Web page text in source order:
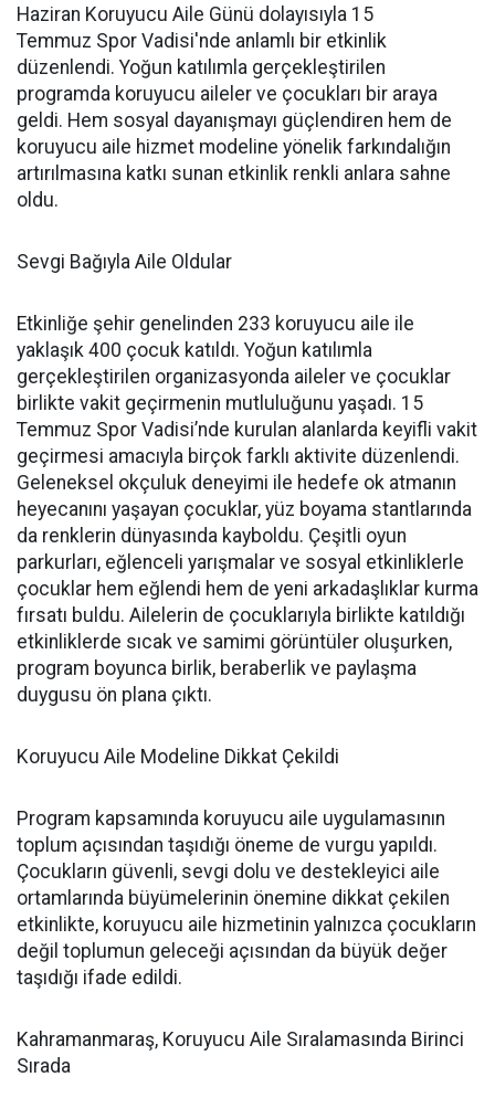
Haziran Koruyucu Aile Günü dolayısıyla 15
Temmuz Spor Vadisi'nde anlamlı bir etkinlik
düzenlendi. Yoğun katılımla gerçekleştirilen
programda koruyucu aileler ve çocukları bir araya
geldi. Hem sosyal dayanışmayı güçlendiren hem de
koruyucu aile hizmet modeline yönelik farkındalığın
artırılmasına katkı sunan etkinlik renkli anlara sahne
oldu.
Sevgi Bağıyla Aile Oldular
Etkinliğe şehir genelinden 233 koruyucu aile ile
yaklaşık 400 çocuk katıldı. Yoğun katılımla
gerçekleştirilen organizasyonda aileler ve çocuklar
birlikte vakit geçirmenin mutluluğunu yaşadı. 15
Temmuz Spor Vadisi’nde kurulan alanlarda keyifli vakit
geçirmesi amacıyla birçok farklı aktivite düzenlendi.
Geleneksel okçuluk deneyimi ile hedefe ok atmanın
heyecanını yaşayan çocuklar, yüz boyama stantlarında
da renklerin dünyasında kayboldu. Çeşitli oyun
parkurları, eğlenceli yarışmalar ve sosyal etkinliklerle
çocuklar hem eğlendi hem de yeni arkadaşlıklar kurma
fırsatı buldu. Ailelerin de çocuklarıyla birlikte katıldığı
etkinliklerde sıcak ve samimi görüntüler oluşurken,
program boyunca birlik, beraberlik ve paylaşma
duygusu ön plana çıktı.
Koruyucu Aile Modeline Dikkat Çekildi
Program kapsamında koruyucu aile uygulamasının
toplum açısından taşıdığı öneme de vurgu yapıldı.
Çocukların güvenli, sevgi dolu ve destekleyici aile
ortamlarında büyümelerinin önemine dikkat çekilen
etkinlikte, koruyucu aile hizmetinin yalnızca çocukların
değil toplumun geleceği açısından da büyük değer
taşıdığı ifade edildi.
Kahramanmaraş, Koruyucu Aile Sıralamasında Birinci
Sırada